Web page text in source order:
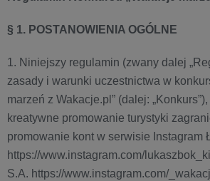
§ 1. POSTANOWIENIA OGÓLNE
1. Niniejszy regulamin (zwany dalej
zasady i warunki uczestnictwa w
marzeń z Wakacje.pl” (dalej:
kreatywne promowanie turystyki
promowanie kont w serwisie Instagram
https://www.instagram.com/
S.A. https://www.instagram.com/